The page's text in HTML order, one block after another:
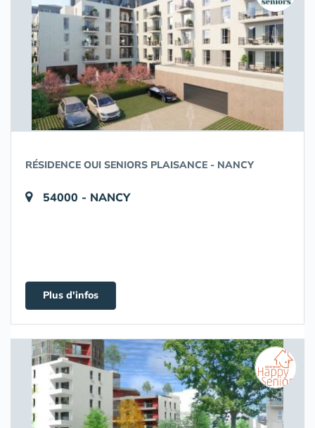
RÉSIDENCE OUI SENIORS PLAISANCE - NANCY
54000 - NANCY
Plus d'infos